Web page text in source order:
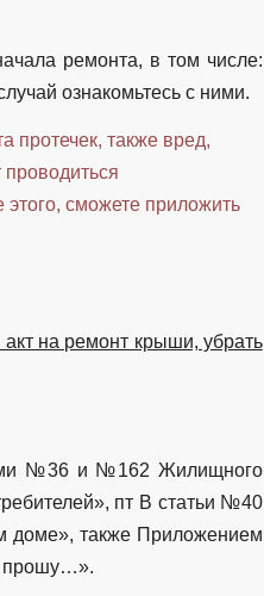
ремонта, в том числе:
ознакомьтесь с ними.
протечек, также вред,
этого, сможете приложить
на ремонт крыши, убрать
№36 и №162 Жилищного
пт В статьи №40
доме», также Приложением
прошу…».